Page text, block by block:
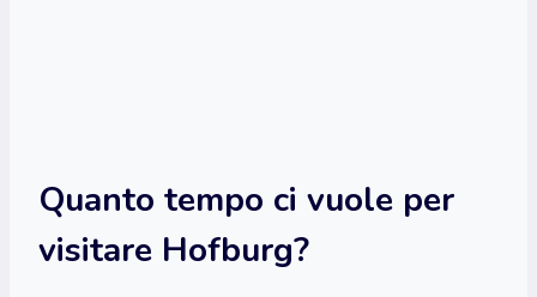
Quanto tempo ci vuole per
visitare Hofburg?